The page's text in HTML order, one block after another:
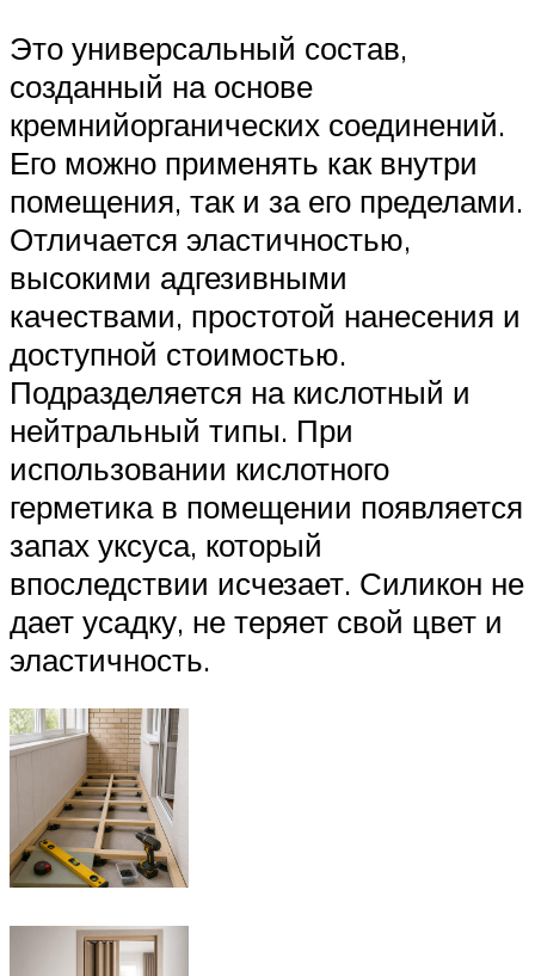
Это универсальный состав,
созданный на основе
кремнийорганических соединений.
Его можно применять как внутри
помещения, так и за его пределами.
Отличается эластичностью,
высокими адгезивными
качествами, простотой нанесения и
доступной стоимостью.
Подразделяется на кислотный и
нейтральный типы. При
использовании кислотного
герметика в помещении появляется
запах уксуса, который
впоследствии исчезает. Силикон не
дает усадку, не теряет свой цвет и
эластичность.